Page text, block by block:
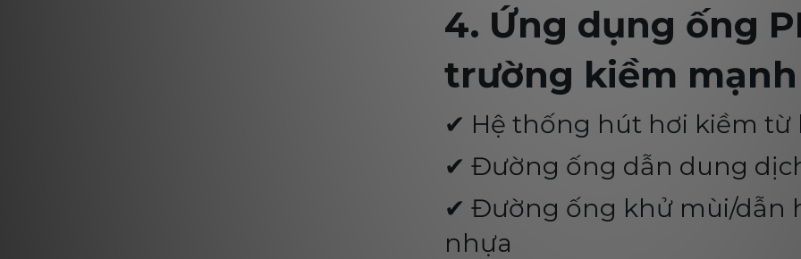
4. Ứng dụng ống
trường kiềm mạnh
✔ Hệ thống hút hơi kiềm từ
✔ Đường ống dẫn dung
✔ Đường ống khử mùi/dẫn
nhựa